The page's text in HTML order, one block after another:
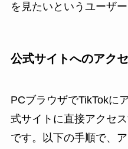
を見たいというユーザ
公式サイトへのアク
PCブラウザでTikTokに
式サイトに直接アクセ
です。以下の手順で、